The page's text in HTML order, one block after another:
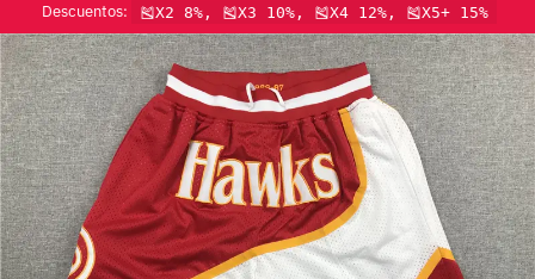
Descuentos:
🎽X2 8%, 🎽X3 10%, 🎽X4 12%, 🎽X5+ 15%